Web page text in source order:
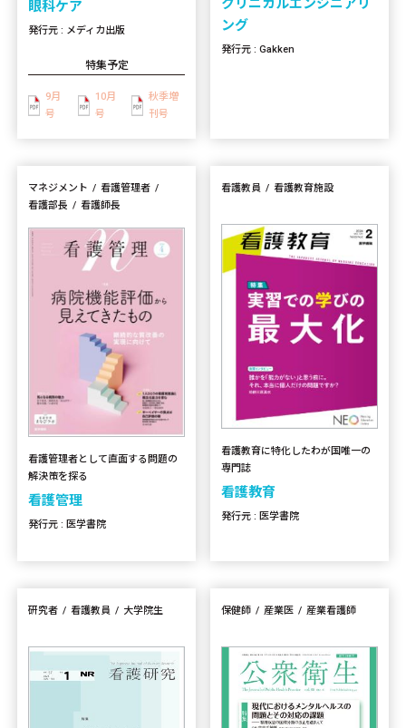
眼科ケア
発行元 : メディカ出版
特集予定
9月
号
10月
号
秋季増
刊号
クリニカルエンジニアリ
ング
発行元 : Gakken
マネジメント
看護管理者
看護部長
看護師長
看護管理者として直面する問題の
解決策を探る
看護管理
発行元 : 医学書院
看護教員 看護教育施設
看護教育に特化したわが国唯一の
専門誌
看護教育
発行元 : 医学書院
研究者 看護教員 大学院生 保健師 産業医 産業看護師